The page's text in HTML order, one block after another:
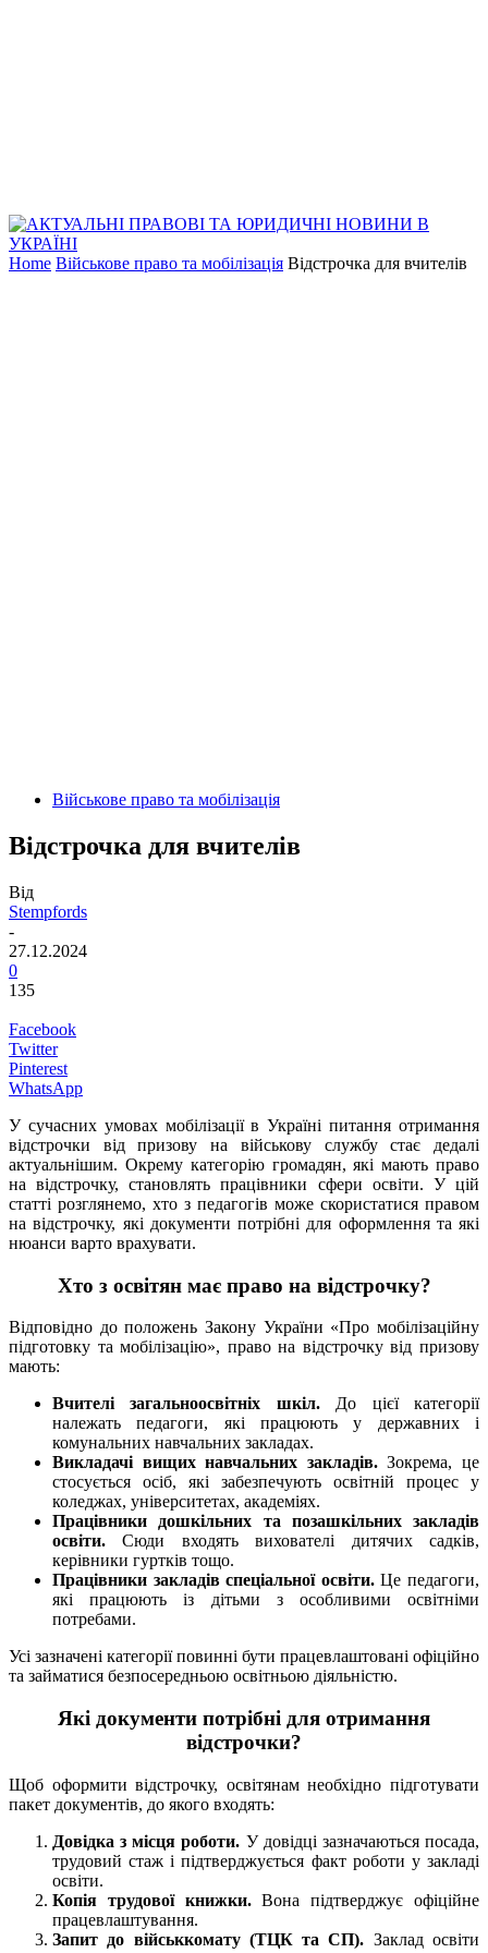
Home Військове право та мобілізація Відстрочка для вчителів
Військове право та мобілізація
Відстрочка для вчителів
Від
Stempfords
-
27.12.2024
0
135
Facebook
Twitter
Pinterest
WhatsApp
У сучасних умовах мобілізації в Україні питання отримання
відстрочки від призову на військову службу стає дедалі
актуальнішим. Окрему категорію громадян, які мають право
на відстрочку, становлять працівники сфери освіти. У цій
статті розглянемо, хто з педагогів може скористатися правом
на відстрочку, які документи потрібні для оформлення та які
нюанси варто врахувати.
Хто з освітян має право на відстрочку?
Відповідно до положень Закону України «Про мобілізаційну
підготовку та мобілізацію», право на відстрочку від призову
мають:
Вчителі загальноосвітніх шкіл.До цієї категорії
належать педагоги, які працюють у державних і
комунальних навчальних закладах.
Викладачі вищих навчальних закладів.Зокрема, це
стосується осіб, які забезпечують освітній процес у
коледжах, університетах, академіях.
Працівники дошкільних та позашкільних закладів
освіти. Сюди входять вихователі дитячих садків,
керівники гуртків тощо.
Працівники закладів спеціальної освіти.Це педагоги,
які працюють із дітьми з особливими освітніми
потребами.
Усі зазначені категорії повинні бути працевлаштовані офіційно
та займатися безпосередньою освітньою діяльністю.
Які документи потрібні для отримання
відстрочки?
Щоб оформити відстрочку, освітянам необхідно підготувати
пакет документів, до якого входять:
Довідка з місця роботи. У довідці зазначаються посада,
трудовий стаж і підтверджується факт роботи у закладі
освіти.
Копія трудової книжки.Вона підтверджує офіційне
працевлаштування.
Запит до військкомату (ТЦК та СП). Заклад освіти